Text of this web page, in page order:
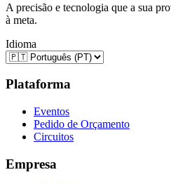
A precisão e tecnologia que a sua
à meta.
Idioma
Plataforma
Eventos
Pedido de Orçamento
Circuitos
Empresa